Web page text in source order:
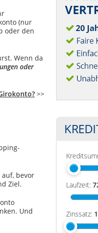
(nur
oder den
Wenn da
oder
>>
auf, bevor
Ziel.
Und
Laufzeit:
Zinssatz: